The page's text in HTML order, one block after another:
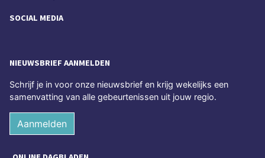
SOCIAL MEDIA
NIEUWSBRIEF AANMELDEN
Schrijf je in voor onze nieuwsbrief en krijg wekelijks een
samenvatting van alle gebeurtenissen uit jouw regio.
Aanmelden